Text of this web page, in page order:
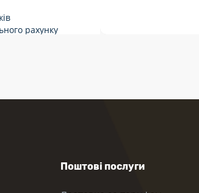
рахунку
Поштові послуги